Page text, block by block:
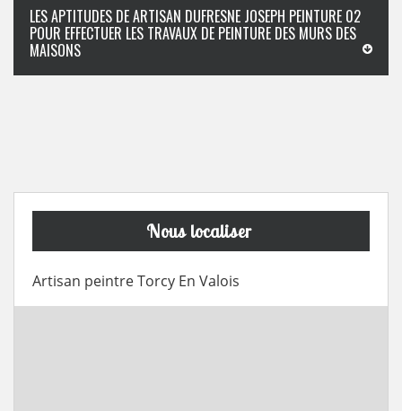
LES APTITUDES DE ARTISAN DUFRESNE JOSEPH PEINTURE 02
POUR EFFECTUER LES TRAVAUX DE PEINTURE DES MURS DES
MAISONS
Nous localiser
Artisan peintre Torcy En Valois